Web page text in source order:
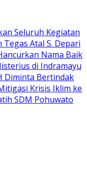
Seluruh Kegiatan
Tegas Atal S. Depari
Nama Baik
di Indramayu
Diminta Bertindak
Krisis Iklim ke
SDM Pohuwato